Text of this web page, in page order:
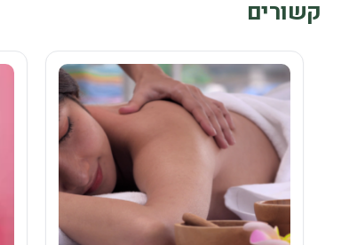
קשורים